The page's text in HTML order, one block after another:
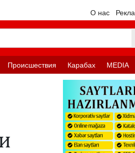
О нас
Происшествия Карабах MEDIA